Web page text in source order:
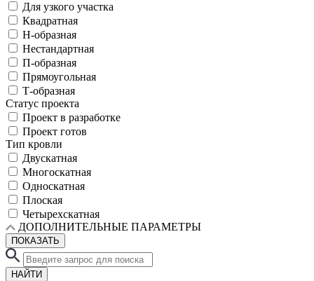
Для узкого участка
Квадратная
Н-образная
Нестандартная
П-образная
Прямоугольная
Т-образная
Статус проекта
Проект в разработке
Проект готов
Тип кровли
Двускатная
Многоскатная
Односкатная
Плоская
Четырехскатная
ДОПОЛНИТЕЛЬНЫЕ ПАРАМЕТРЫ
ПОКАЗАТЬ
НАЙТИ